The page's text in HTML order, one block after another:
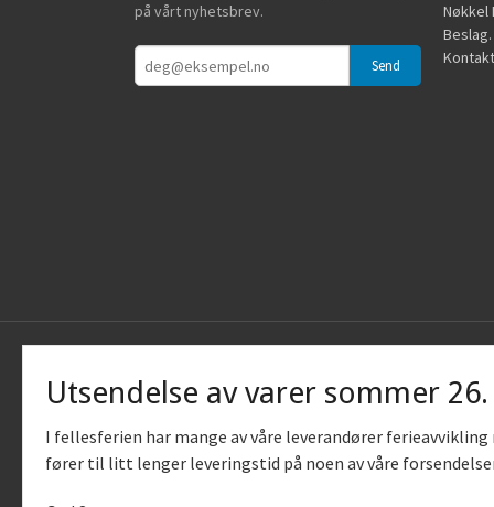
på vårt nyhetsbrev.
Nøkkel
Beslag.
Utsendelse av varer sommer
I fellesferien har mange av våre leverandører ferieavvikling
fører til litt lenger leveringstid på noen av våre